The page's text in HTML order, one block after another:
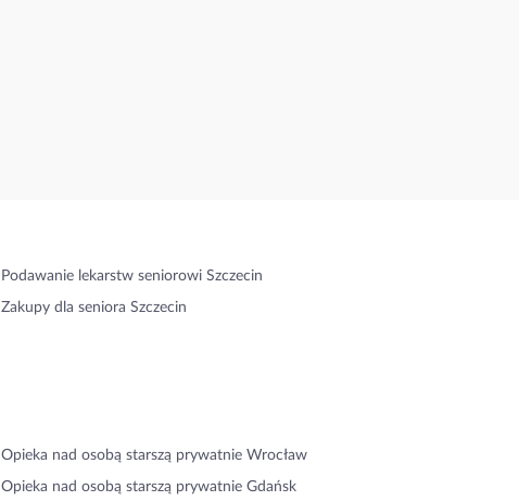
Podawanie lekarstw seniorowi Szczecin
Zakupy dla seniora Szczecin
Opieka nad osobą starszą prywatnie Wrocław
Opieka nad osobą starszą prywatnie Gdańsk